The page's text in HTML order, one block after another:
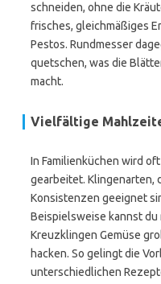
schneiden, ohne die
frisches, gleichmäßiges
Pestos. Rundmesser
quetschen, was die
macht.
Vielfältige
In Familienküchen wird
gearbeitet. Klingenarten,
Konsistenzen geeignet
Beispielsweise kannst du
Kreuzklingen Gemüse
hacken. So gelingt die
unterschiedlichen